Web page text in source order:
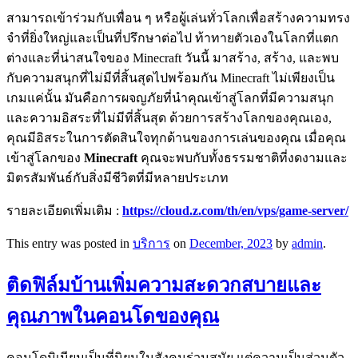
สามารถเข้าร่วมกับเพื่อน ๆ หรือผู้เล่นทั่วโลกเพื่อสร้างความทรง
จำที่ยิ่งใหญ่และเป็นที่ปรึกษาต่อไป ท้าทายตัวเองในโลกที่แตก
ต่างและที่น่าสนใจของ Minecraft วันนี้ มาสร้าง, สร้าง, และพบ
กับความสนุกที่ไม่มีที่สิ้นสุดไปพร้อมกัน Minecraft ไม่เพียงเป็น
เกมแค่นั้น มันคือการผจญภัยที่นำคุณเข้าสู่โลกที่มีความสนุก
และความอิสระที่ไม่มีที่สิ้นสุด ด้วยการสร้างโลกของคุณเอง,
คุณมีอิสระในการตัดสินใจทุกด้านของการเล่นของคุณ เมื่อคุณ
เข้าสู่โลกของ Minecraft คุณจะพบกับทั้งธรรมชาติที่งดงามและ
มิตรสัมพันธ์กับสิ่งมีชีวิตที่มีหลายประเภท
รายละเอียดเพิ่มเติม : https://cloud.z.com/th/en/vps/game-server/
This entry was posted in บริการ on December, 2023 by admin.
ติดฟิล์มบ้านเพิ่มความสะดวกสบายและ
คุณภาพในคอนโดของคุณ